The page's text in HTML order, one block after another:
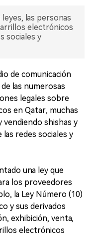
las personas
electrónicos
sociales y
de comunicación
las numerosas
legales sobre
en Qatar, muchas
shishas y
redes sociales y
una ley que
los proveedores
la Ley Número (10)
y sus derivados
exhibición, venta,
electrónicos